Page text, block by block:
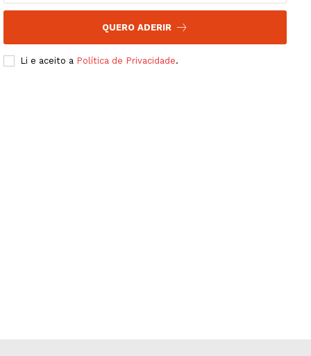
QUERO ADERIR
Li e aceito a Política de Privacidade.